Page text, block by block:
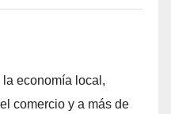
economía local,
comercio y a más de